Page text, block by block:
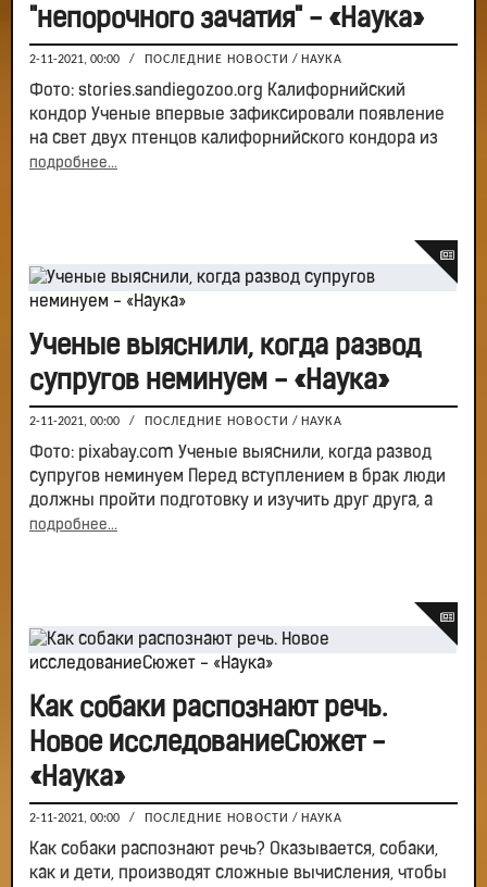
"непорочного зачатия" - «Наука»
2-11-2021, 00:00 / ПОСЛЕДНИЕ НОВОСТИ / НАУКА
Фото: stories.sandiegozoo.org Калифорнийский
кондор Ученые впервые зафиксировали появление
на свет двух птенцов калифорнийского кондора из
подробнее...
Ученые выяснили, когда развод
супругов неминуем - «Наука»
2-11-2021, 00:00 / ПОСЛЕДНИЕ НОВОСТИ / НАУКА
Фото: pixabay.com Ученые выяснили, когда развод
супругов неминуем Перед вступлением в брак люди
должны пройти подготовку и изучить друг друга, а
подробнее...
Как собаки распознают речь.
Новое исследованиеСюжет -
«Наука»
2-11-2021, 00:00 / ПОСЛЕДНИЕ НОВОСТИ / НАУКА
Как собаки распознают речь? Оказывается, собаки,
как и дети, производят сложные вычисления, чтобы